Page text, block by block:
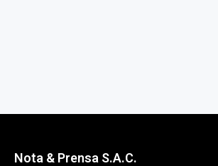
Nota & Prensa S.A.C.